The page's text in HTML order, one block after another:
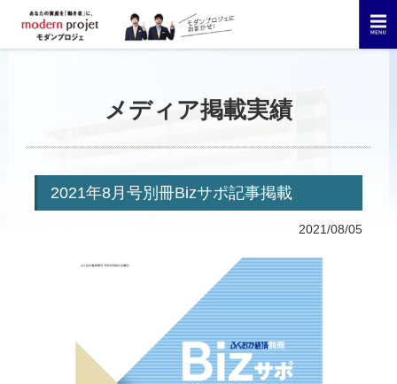
メディア掲載実績
2021年8月号別冊Bizサポ記事掲載
2021/08/05